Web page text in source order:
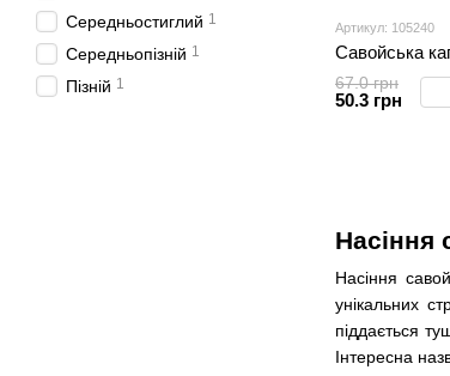
Насіння
Насіння
унікальних
піддається
Інтересна
Артикул: 105240
Савойська
67.0 грн
50.3 грн
Середньостиглий 1
Середньопізній 1
Пізній 1